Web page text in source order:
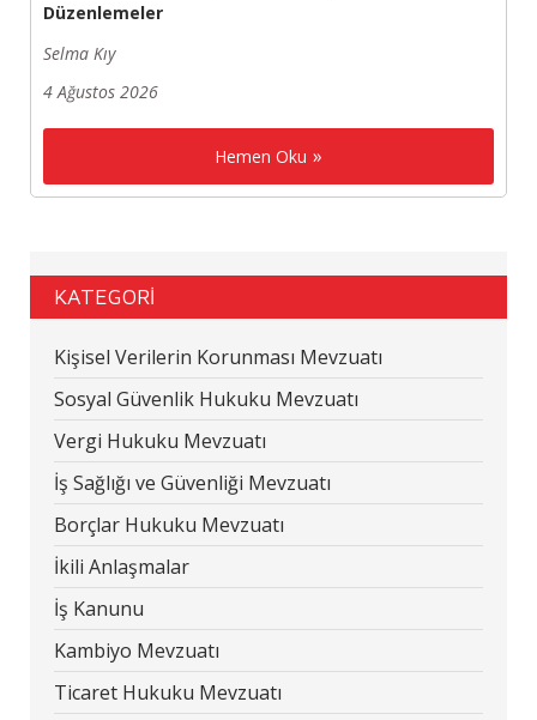
Düzenlemeler
Selma Kıy
4 Ağustos 2026
Hemen Oku
KATEGORİ
Kişisel Verilerin Korunması Mevzuatı
Sosyal Güvenlik Hukuku Mevzuatı
Vergi Hukuku Mevzuatı
İş Sağlığı ve Güvenliği Mevzuatı
Borçlar Hukuku Mevzuatı
İkili Anlaşmalar
İş Kanunu
Kambiyo Mevzuatı
Ticaret Hukuku Mevzuatı